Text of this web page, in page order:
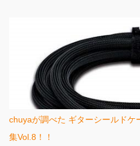
chuyaが調べた ギターシールドケ
集Vol.8！！